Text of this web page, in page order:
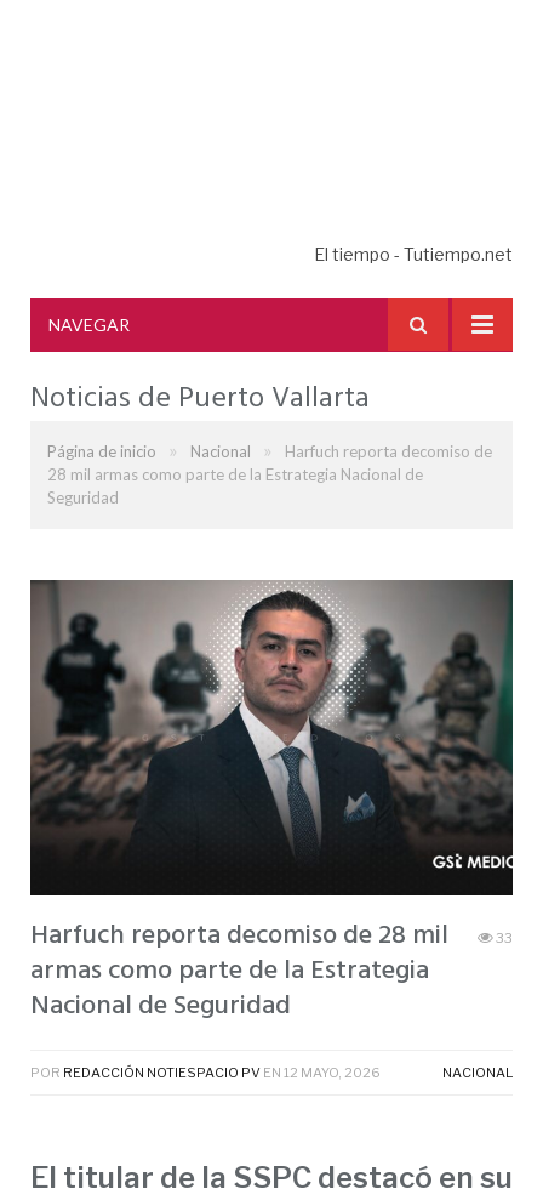
El tiempo - Tutiempo.net
NAVEGAR
Noticias de Puerto Vallarta
Página de inicio » Nacional »
Harfuch reporta decomiso de
28 mil armas como parte de la Estrategia Nacional de
Seguridad
Harfuch reporta decomiso de 28 mil
armas como parte de la Estrategia
Nacional de Seguridad
33
POR REDACCIÓN NOTIESPACIO PV EN 12 MAYO, 2026 NACIONAL
El titular de la SSPC destacó en su